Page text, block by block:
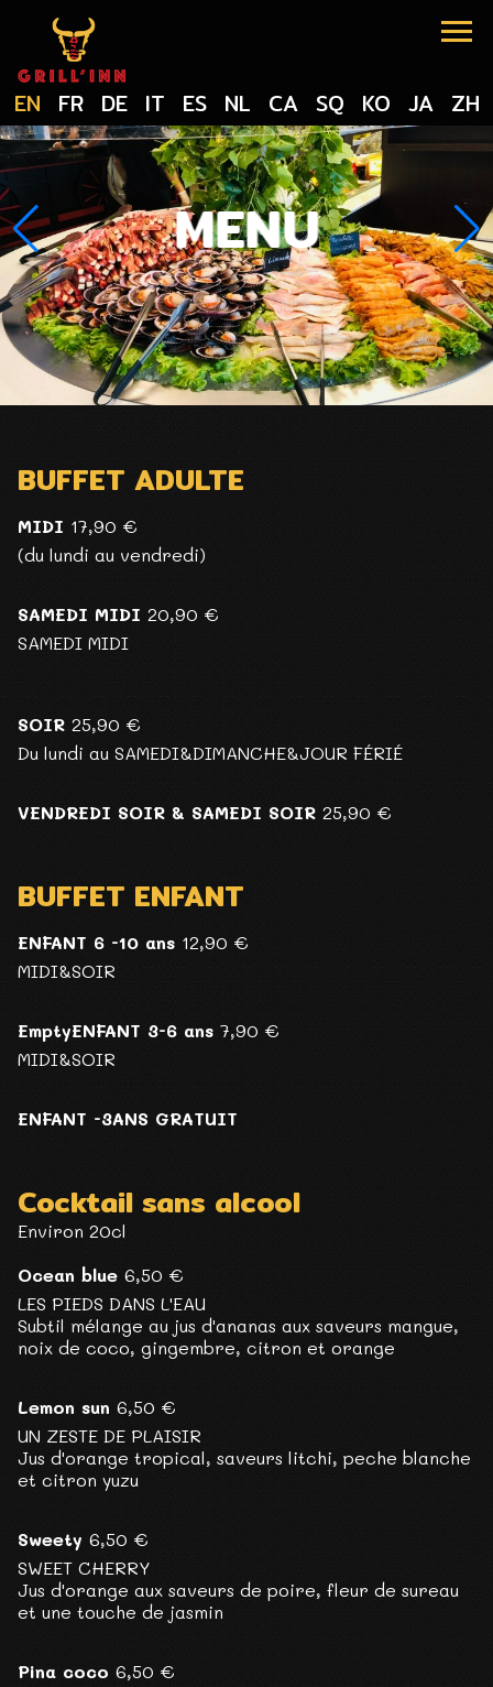
EN FR DE IT ES NL CA SQ KO JA ZH
MENU
BUFFET ADULTE
MIDI 17,90 €
(du lundi au vendredi)
SAMEDI MIDI 20,90 €
SAMEDI MIDI
SOIR 25,90 €
Du lundi au SAMEDI&DIMANCHE&JOUR FÉRIÉ
VENDREDI SOIR & SAMEDI SOIR 25,90 €
BUFFET ENFANT
ENFANT 6 -10 ans 12,90 €
MIDI&SOIR
EmptyENFANT 3-6 ans 7,90 €
MIDI&SOIR
ENFANT -3ANS GRATUIT
Cocktail sans alcool
Environ 20cl
Ocean blue 6,50 €
LES PIEDS DANS L'EAU
Subtil mélange au jus d'ananas aux saveurs mangue,
noix de coco, gingembre, citron et orange
Lemon sun 6,50 €
UN ZESTE DE PLAISIR
Jus d'orange tropical, saveurs litchi, peche blanche
et citron yuzu
Sweety 6,50 €
SWEET CHERRY
Jus d'orange aux saveurs de poire, fleur de sureau
et une touche de jasmin
Pina coco 6,50 €
Cookies management panel